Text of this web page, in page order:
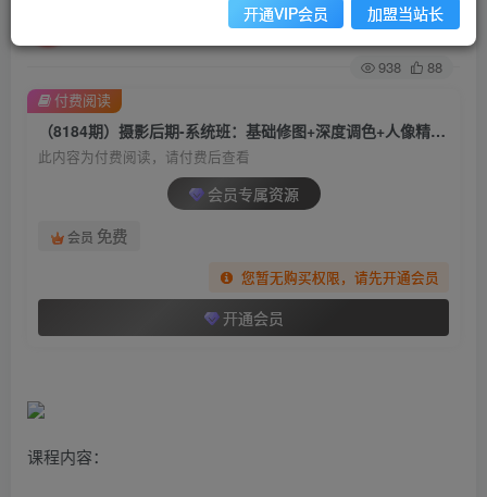
关注 私信
938 88
（8184期）摄影后期-系统班：基础修图+深度调色+人像精修（19节课）
此内容为付费阅读，请付费后查看
会员专属资源
会员 免费
您暂无购买权限，请先开通会员
开通会员
付费阅读
课程内容：
开通VIP会员 加盟当站长